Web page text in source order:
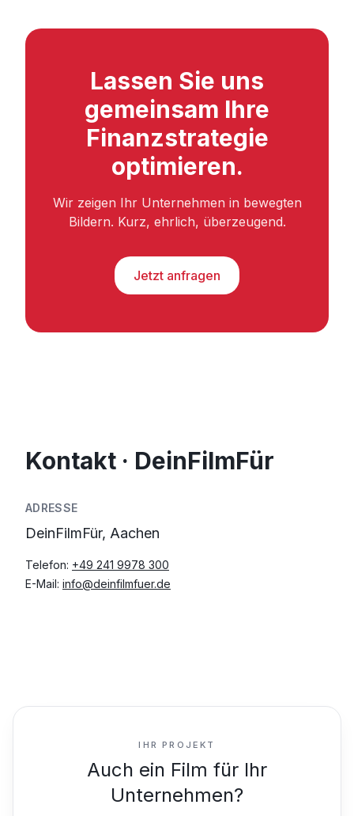
Lassen Sie uns
gemeinsam Ihre
Finanzstrategie
optimieren.
Wir zeigen Ihr Unternehmen in bewegten
Bildern. Kurz, ehrlich, überzeugend.
Jetzt anfragen
Kontakt · DeinFilmFür
ADRESSE
DeinFilmFür, Aachen
Telefon: +49 241 9978 300
E-Mail: info@deinfilmfuer.de
IHR PROJEKT
Auch ein Film für Ihr
Unternehmen?